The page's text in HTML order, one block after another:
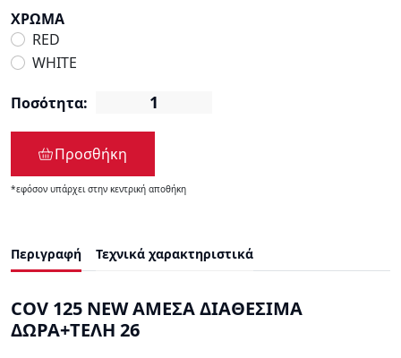
ΧΡΩΜΑ
RED
WHITE
Ποσότητα:
Προσθήκη
*εφόσον υπάρχει στην κεντρική αποθήκη
Περιγραφή Τεχνικά χαρακτηριστικά
COV 125 NEW ΑΜΕΣΑ ΔΙΑΘΕΣΙΜΑ
ΔΩΡΑ+ΤΕΛΗ 26